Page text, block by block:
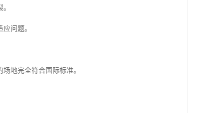
问题。
地完全符合国际标准。